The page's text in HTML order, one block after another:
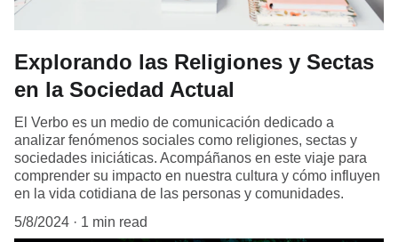
Explorando las Religiones y Sectas
en la Sociedad Actual
El Verbo es un medio de comunicación dedicado a
analizar fenómenos sociales como religiones, sectas y
sociedades iniciáticas. Acompáñanos en este viaje para
comprender su impacto en nuestra cultura y cómo influyen
en la vida cotidiana de las personas y comunidades.
5/8/2024
1 min read